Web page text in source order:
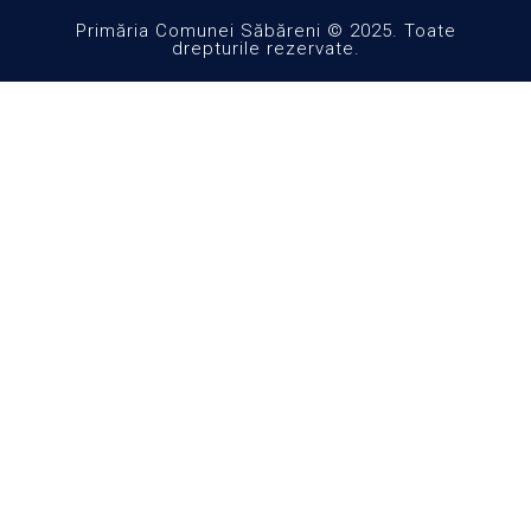
Primăria Comunei Săbăreni © 2025. Toate
drepturile rezervate.